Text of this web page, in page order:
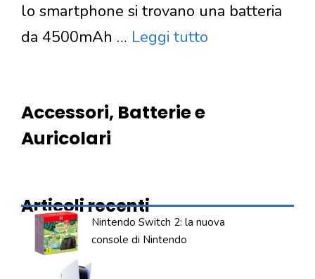
lo smartphone si trovano una batteria
da 4500mAh … Leggi tutto
Accessori, Batterie e
Auricolari
Articoli recenti
Nintendo Switch 2: la nuova
console di Nintendo